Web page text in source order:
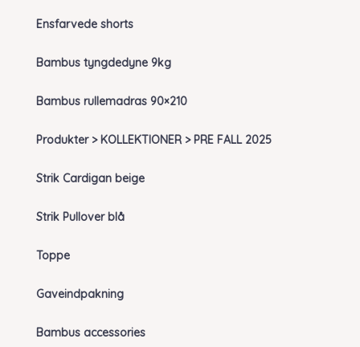
Ensfarvede shorts
Bambus tyngdedyne 9kg
Bambus rullemadras 90×210
Produkter > KOLLEKTIONER > PRE FALL 2025
Strik Cardigan beige
Strik Pullover blå
Toppe
Gaveindpakning
Bambus accessories